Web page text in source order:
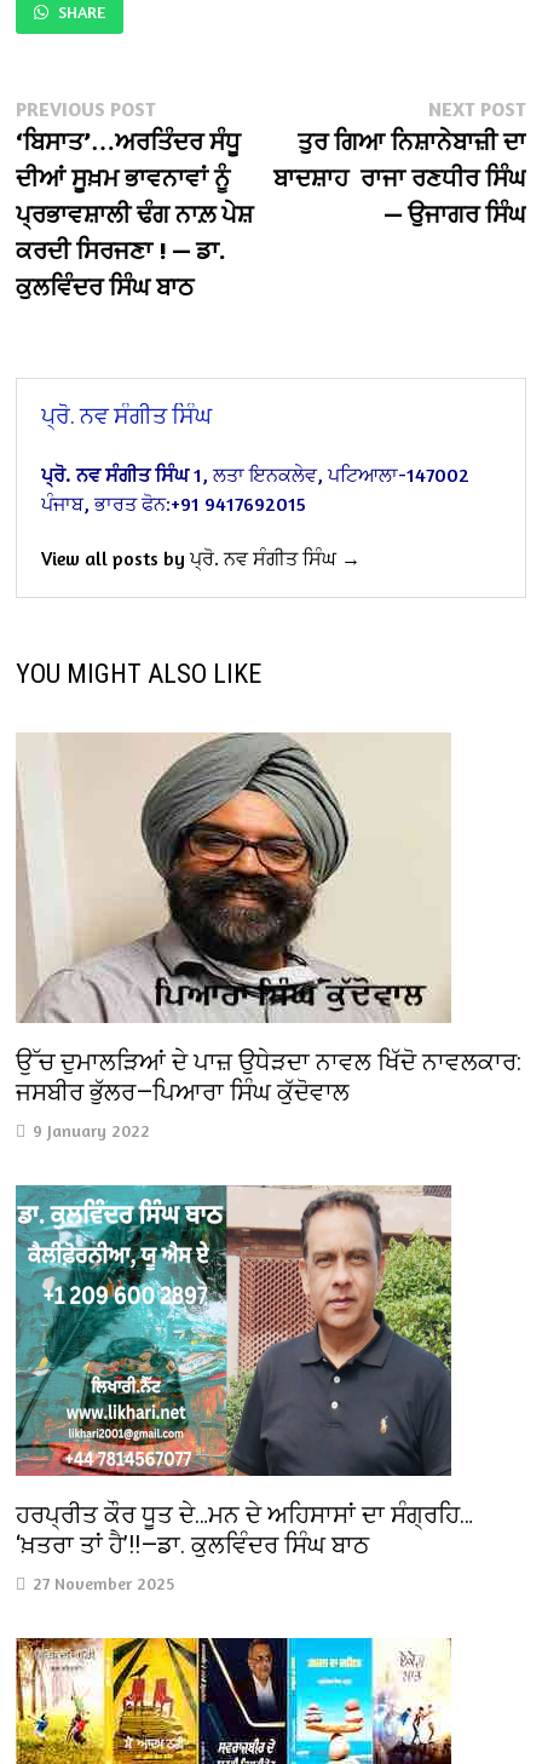
SHARE
Post
navigation
PREVIOUS POSTPrevious
post:
‘ਬਿਸਾਤ’…ਅਰਤਿੰਦਰ ਸੰਧੂ
ਦੀਆਂ ਸੂਖ਼ਮ ਭਾਵਨਾਵਾਂ ਨੂੰ
ਪ੍ਰਭਾਵਸ਼ਾਲੀ ਢੰਗ ਨਾਲ਼ ਪੇਸ਼
ਕਰਦੀ ਸਿਰਜਣਾ ! — ਡਾ.
ਕੁਲਵਿੰਦਰ ਸਿੰਘ ਬਾਠ
NEXT POST
ਤੁਰ ਗਿਆ ਨਿਸ਼ਾਨੇਬਾਜ਼ੀ ਦਾ
ਬਾਦਸ਼ਾਹ ਰਾਜਾ ਰਣਧੀਰ ਸਿੰਘ
— ਉਜਾਗਰ ਸਿੰਘ
ਪ੍ਰੋ. ਨਵ ਸੰਗੀਤ ਸਿੰਘ
ਪ੍ਰੋ. ਨਵ ਸੰਗੀਤ ਸਿੰਘ 1, ਲਤਾ ਇਨਕਲੇਵ, ਪਟਿਆਲਾ-147002
ਪੰਜਾਬ, ਭਾਰਤ ਫੋਨ:+91 9417692015
View all posts by ਪ੍ਰੋ. ਨਵ ਸੰਗੀਤ ਸਿੰਘ →
YOU MIGHT ALSO LIKE
ਉੱਚ ਦੁਮਾਲੜਿਆਂ ਦੇ ਪਾਜ਼ ਉਧੇੜਦਾ ਨਾਵਲ ਖਿੱਦੋ ਨਾਵਲਕਾਰ:
ਜਸਬੀਰ ਭੁੱਲਰ—ਪਿਆਰਾ ਸਿੰਘ ਕੁੱਦੋਵਾਲ
9 January 2022
ਹਰਪ੍ਰੀਤ ਕੌਰ ਧੂਤ ਦੇ…ਮਨ ਦੇ ਅਹਿਸਾਸਾਂ ਦਾ ਸੰਗ੍ਰਹਿ…
‘ਖ਼ਤਰਾ ਤਾਂ ਹੈ’!!—ਡਾ. ਕੁਲਵਿੰਦਰ ਸਿੰਘ ਬਾਠ
27 November 2025